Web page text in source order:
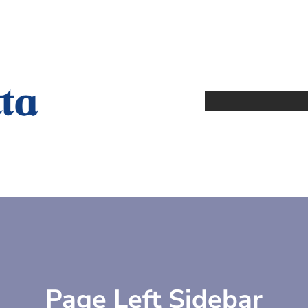
Page Left Sidebar